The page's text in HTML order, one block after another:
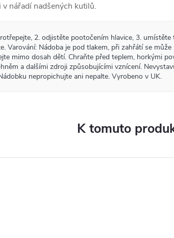
nářadí nadšených kutilů.
2. odjistěte pootočením hlavice, 3. umístěte
Varování: Nádoba je pod tlakem, při zahřátí se může
mimo dosah dětí. Chraňte před teplem, horkými
a dalšími zdroji způsobujícími vznícení.
nepropichujte ani nepalte. Vyrobeno v UK.
K tomuto